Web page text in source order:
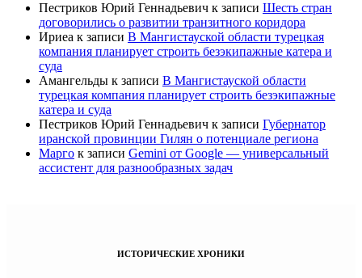
Пестриков Юрий Геннадьевич к записи Шесть стран
договорились о развитии транзитного коридора
Ириеа к записи В Мангистауской области турецкая
компания планирует строить безэкипажные катера и
суда
Амангельды к записи В Мангистауской области
турецкая компания планирует строить безэкипажные
катера и суда
Пестриков Юрий Геннадьевич к записи Губернатор
иранской провинции Гилян о потенциале региона
Марго к записи Gemini от Google — универсальный
ассистент для разнообразных задач
ИСТОРИЧЕСКИЕ ХРОНИКИ